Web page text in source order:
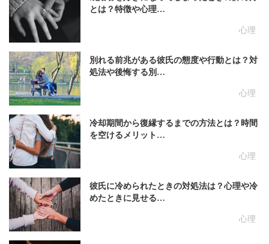
心理
とは？特徴や心理…
心理
別れる前兆がある彼氏の態度や行動とは？対
処法や後悔する別…
心理
冷却期間から復縁するまでの方法とは？時間
を空けるメリット…
心理
彼氏に冷められたときの対処法は？心理や冷
めたときに見せる…